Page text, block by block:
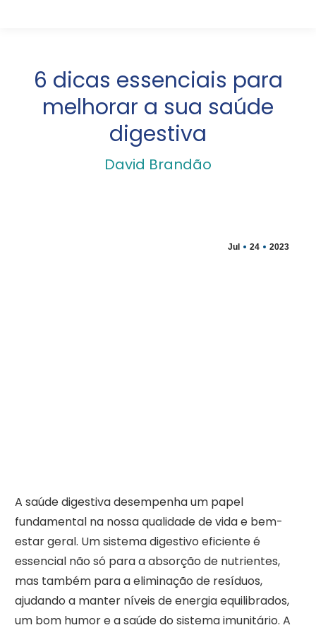
6 dicas essenciais para
melhorar a sua saúde
digestiva
David Brandão
Jul 24 2023
A saúde digestiva desempenha um papel
fundamental na nossa qualidade de vida e bem-
estar geral. Um sistema digestivo eficiente é
essencial não só para a absorção de nutrientes,
mas também para a eliminação de resíduos,
ajudando a manter níveis de energia equilibrados,
um bom humor e a saúde do sistema imunitário. A